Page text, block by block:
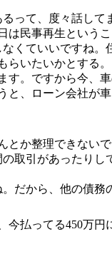
って、度々話し
民事再生という
くていいですね
いたいかとする
。ですから今、
、ローン会社が
とか整理できない
取引があったり
だから、他の債務
払ってる450万